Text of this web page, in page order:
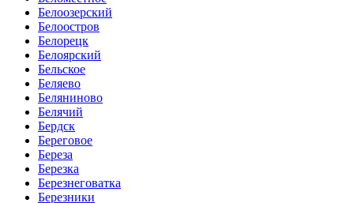
Белоозерский
Белоостров
Белорецк
Белоярский
Бельское
Беляево
Беляниново
Белячий
Бердск
Береговое
Береза
Березка
Березнеговатка
Березники